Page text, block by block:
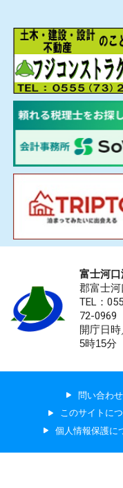
富士河
郡富士
TEL：
72-0969
開庁日
5時15分
問い合わせ
このサイトに
個人情報保護に